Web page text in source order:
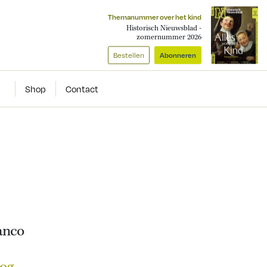
Themanummer over het kind
Historisch Nieuwsblad -
zomernummer 2026
Bestellen Abonneren
Shop Contact